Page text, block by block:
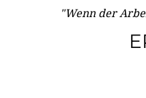
"Wenn der